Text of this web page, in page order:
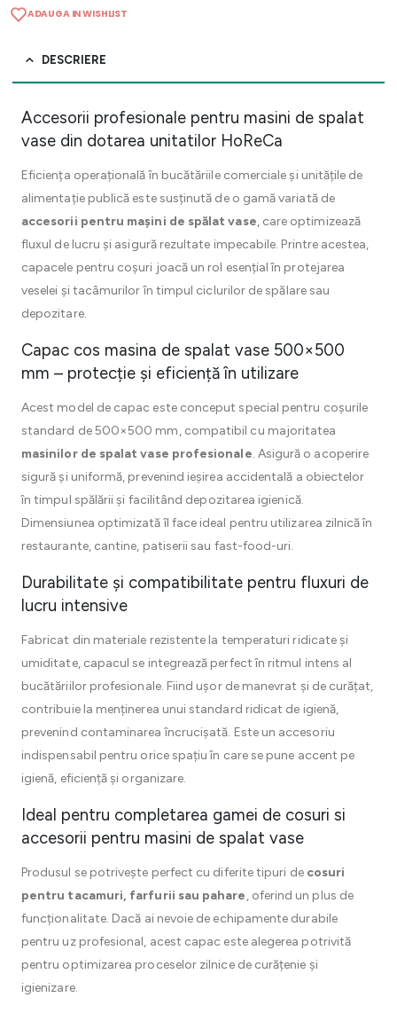
ADAUGA IN WISHLIST
DESCRIERE
Accesorii profesionale pentru masini de spalat
vase din dotarea unitatilor HoReCa
Eficiența operațională în bucătăriile comerciale și unitățile de
alimentație publică este susținută de o gamă variată de
accesorii pentru mașini de spălat vase, care optimizează
fluxul de lucru și asigură rezultate impecabile. Printre acestea,
capacele pentru coșuri joacă un rol esențial în protejarea
veselei și tacâmurilor în timpul ciclurilor de spălare sau
depozitare.
Capac cos masina de spalat vase 500×500
mm – protecție și eficiență în utilizare
Acest model de capac este conceput special pentru coșurile
standard de 500×500 mm, compatibil cu majoritatea
masinilor de spalat vase profesionale. Asigură o acoperire
sigură și uniformă, prevenind ieșirea accidentală a obiectelor
în timpul spălării și facilitând depozitarea igienică.
Dimensiunea optimizată îl face ideal pentru utilizarea zilnică în
restaurante, cantine, patiserii sau fast-food-uri.
Durabilitate și compatibilitate pentru fluxuri de
lucru intensive
Fabricat din materiale rezistente la temperaturi ridicate și
umiditate, capacul se integrează perfect în ritmul intens al
bucătăriilor profesionale. Fiind ușor de manevrat și de curățat,
contribuie la menținerea unui standard ridicat de igienă,
prevenind contaminarea încrucișată. Este un accesoriu
indispensabil pentru orice spațiu în care se pune accent pe
igienă, eficiență și organizare.
Ideal pentru completarea gamei de cosuri si
accesorii pentru masini de spalat vase
Produsul se potrivește perfect cu diferite tipuri de cosuri
pentru tacamuri, farfurii sau pahare, oferind un plus de
funcționalitate. Dacă ai nevoie de echipamente durabile
pentru uz profesional, acest capac este alegerea potrivită
pentru optimizarea proceselor zilnice de curățenie și
igienizare.